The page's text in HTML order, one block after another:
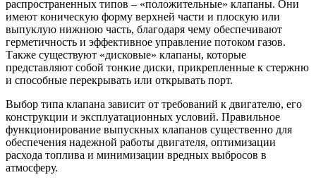
распространенных типов – «положительные» клапаны. Они
имеют коническую форму верхней части и плоскую или
выпуклую нижнюю часть, благодаря чему обеспечивают
герметичность и эффективное управление потоком газов.
Также существуют «дисковые» клапаны, которые
представляют собой тонкие диски, прикрепленные к стержню
и способные перекрывать или открывать порт.
Выбор типа клапана зависит от требований к двигателю, его
конструкции и эксплуатационных условий. Правильное
функционирование выпускных клапанов существенно для
обеспечения надежной работы двигателя, оптимизации
расхода топлива и минимизации вредных выбросов в
атмосферу.